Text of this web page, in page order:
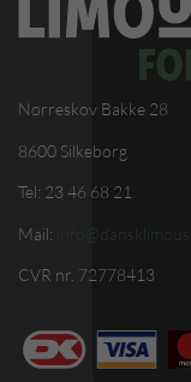
Nørreskov Bakke 28
8600 Silkeborg
Tel: 23 46 68 21
Mail:
CVR nr. 72778413